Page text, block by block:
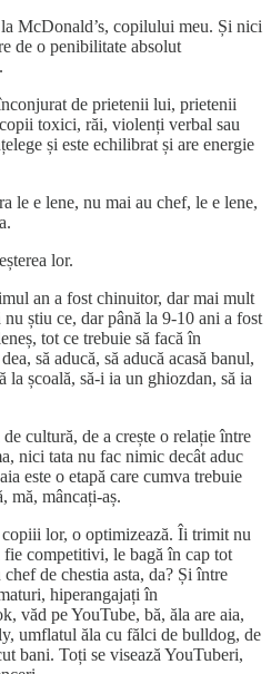
McDonald’s, copilului meu. Și nici
de o penibilitate absolut
de prietenii lui, prietenii
toxici, răi, violenți verbal sau
și este echilibrat și are energie
le e lene, nu mai au chef, le e lene,
lor.
an a fost chinuitor, dar mai mult
știu ce, dar până la 9-10 ani a fost
tot ce trebuie să facă în
să aducă, să aducă acasă banul,
la școală, să-i ia un ghiozdan, să ia
cultură, de a crește o relație între
nici tata nu fac nimic decât aduc
este o etapă care cumva trebuie
mă, mâncați-aș.
lor, o optimizează. Îi trimit nu
competitivi, le bagă în cap tot
de chestia asta, da? Și între
hiperangajați în
văd pe YouTube, bă, ăla are aia,
umflatul ăla cu fălci de bulldog, de
bani. Toți se visează YouTuberi,